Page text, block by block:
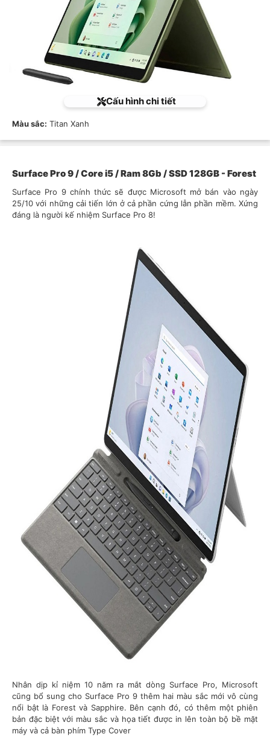
Cấu hình chi tiết
Màu sắc: Titan Xanh
Surface Pro 9 / Core i5 / Ram 8Gb / SSD 128GB - Forest
Surface Pro 9 chính thức sẽ được Microsoft mở bán vào ngày
25/10 với những cải tiến lớn ở cả phần cứng lẫn phần mềm. Xứng
đáng là người kế nhiệm Surface Pro 8!
Nhân dịp kỉ niệm 10 năm ra mắt dòng Surface Pro, Microsoft
cũng bổ sung cho Surface Pro 9 thêm hai màu sắc mới vô cùng
nổi bật là Forest và Sapphire. Bên cạnh đó, có thêm một phiên
bản đặc biệt với màu sắc và họa tiết được in lên toàn bộ bề mặt
máy và cả bàn phím Type Cover